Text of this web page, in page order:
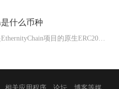
什么币种
ERN是EthernityChain项目的原生ERC20代币，主打合规授权NFT赛道，聚焦